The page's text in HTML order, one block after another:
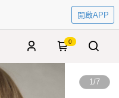
開啟APP
0
1/7